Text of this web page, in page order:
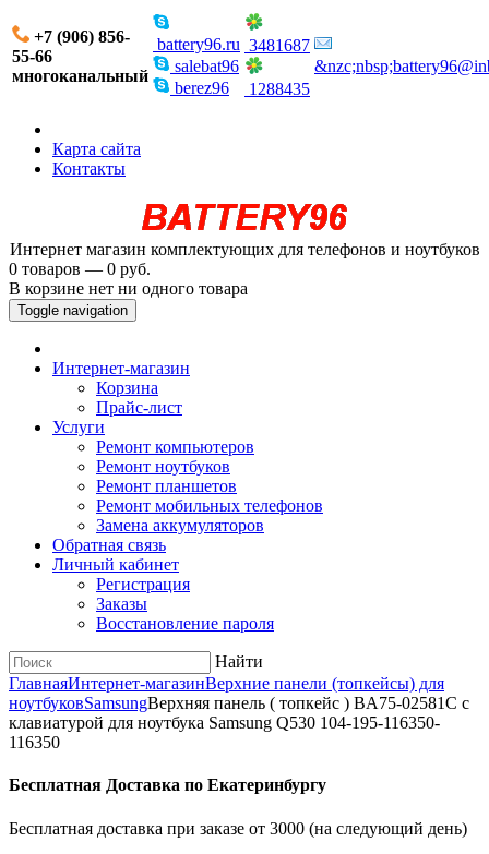
+7 (906) 856-
55-66
многоканальный
battery96.ru
salebat96
berez96
3481687
1288435
Карта сайта
Контакты
Интернет магазин комплектующих для телефонов и ноутбуков
0 товаров — 0 руб.
В корзине нет ни одного товара
Toggle navigation
Интернет-магазин
Корзина
Прайс-лист
Услуги
Ремонт компьютеров
Ремонт ноутбуков
Ремонт планшетов
Ремонт мобильных телефонов
Замена аккумуляторов
Обратная связь
Личный кабинет
Регистрация
Заказы
Восстановление пароля
Найти
ГлавнаяИнтернет-магазинВерхние панели (топкейсы) для
ноутбуковSamsungВерхняя панель ( топкейс ) BA75-02581C с
клавиатурой для ноутбука Samsung Q530 104-195-116350-
116350
Бесплатная Доставка по Екатеринбургу
Бесплатная доставка при заказе от 3000 (на следующий день)